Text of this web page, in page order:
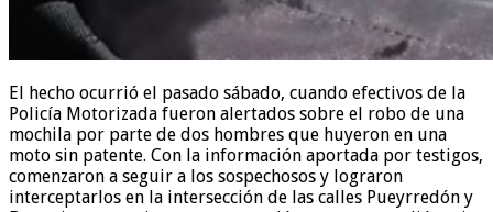
El hecho ocurrió el pasado sábado, cuando efectivos de la
Policía Motorizada fueron alertados sobre el robo de una
mochila por parte de dos hombres que huyeron en una
moto sin patente. Con la información aportada por testigos,
comenzaron a seguir a los sospechosos y lograron
interceptarlos en la intersección de las calles Pueyrredón y